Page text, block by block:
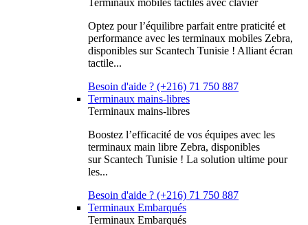
Terminaux mobiles tactiles avec clavier
Optez pour l’équilibre parfait entre praticité et
performance avec les terminaux mobiles Zebra,
disponibles sur Scantech Tunisie ! Alliant écran
tactile...
Besoin d'aide ? (+216) 71 750 887
Terminaux mains-libres
Terminaux mains-libres
Boostez l’efficacité de vos équipes avec les
terminaux main libre Zebra, disponibles
sur Scantech Tunisie ! La solution ultime pour
les...
Besoin d'aide ? (+216) 71 750 887
Terminaux Embarqués
Terminaux Embarqués